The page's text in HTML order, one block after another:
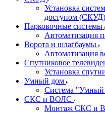
Установка
доступом (СКУД)
Парковочные системы
Автоматизация
Ворота и шлагбаумы
Автоматизация
Спутниковое
Установка
Умный дом
Система
СКС и ВОЛС
Монтаж СКС и